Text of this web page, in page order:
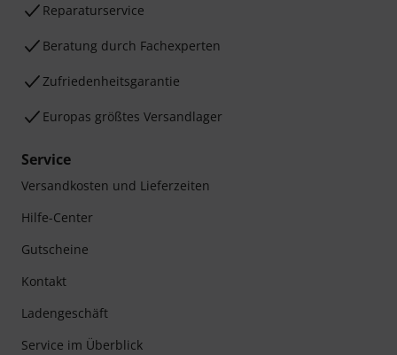
Reparaturservice
Beratung durch Fachexperten
Zufriedenheitsgarantie
Europas größtes Versandlager
Service
Versandkosten und Lieferzeiten
Hilfe-Center
Gutscheine
Kontakt
Ladengeschäft
Service im Überblick